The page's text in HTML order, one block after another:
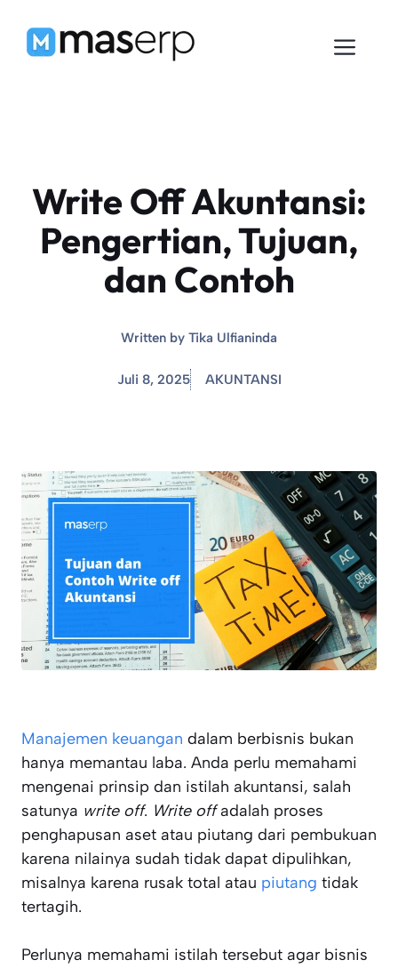
Write Off Akuntansi:
Pengertian, Tujuan,
dan Contoh
Written by Tika Ulfianinda
Juli 8, 2025 AKUNTANSI
Manajemen keuangan dalam berbisnis bukan
hanya memantau laba. Anda perlu memahami
mengenai prinsip dan istilah akuntansi, salah
satunya write off. Write offadalah proses
penghapusan aset atau piutang dari pembukuan
karena nilainya sudah tidak dapat dipulihkan,
misalnya karena rusak total atau piutang tidak
tertagih.
Perlunya memahami istilah tersebut agar bisnis